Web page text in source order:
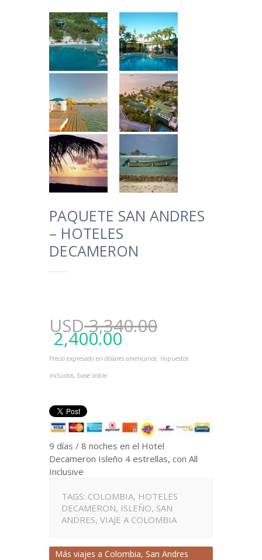
PAQUETE SAN ANDRES
– HOTELES
DECAMERON
USD3,340.00
2,400.00
Precio expresado en dólares americanos. Impuestos
incluidos, base doble
9 días / 8 noches en el Hotel
Decameron Isleño 4 estrellas, con All
Inclusive
TAGS: COLOMBIA, HOTELES
DECAMERON, ISLEÑO, SAN
ANDRES, VIAJE A COLOMBIA
Más viajes a Colombia, San Andres